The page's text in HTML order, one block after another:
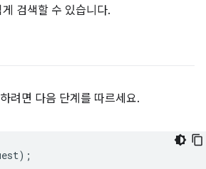
검색할 수 있습니다.
려면 다음 단계를 따르세요.
);